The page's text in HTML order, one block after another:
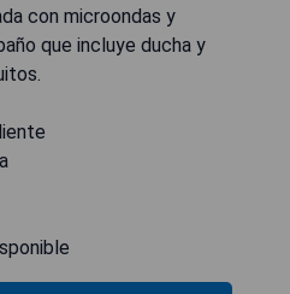
con microondas y
que incluye ducha y